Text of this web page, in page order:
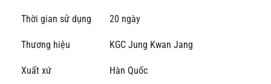
Thời gian sử dụng 20 ngày
Thương hiệu KGC Jung Kwan Jang
Xuất xứ Hàn Quốc